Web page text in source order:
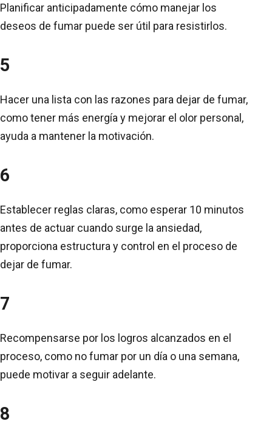
Planificar anticipadamente cómo manejar los
deseos de fumar puede ser útil para resistirlos.
5
Hacer una lista con las razones para dejar de fumar,
como tener más energía y mejorar el olor personal,
ayuda a mantener la motivación.
6
Establecer reglas claras, como esperar 10 minutos
antes de actuar cuando surge la ansiedad,
proporciona estructura y control en el proceso de
dejar de fumar.
7
Recompensarse por los logros alcanzados en el
proceso, como no fumar por un día o una semana,
puede motivar a seguir adelante.
8